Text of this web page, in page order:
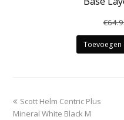
€
Toevoegen
previous
post:
Scott Helm Centric Plus
Mineral White Black M